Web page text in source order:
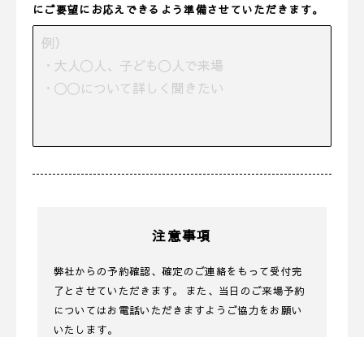
にご要望にお応えできるよう準備させていただきます。
注意事項
弊社からの予約確認、確定のご連絡をもって受付完
了とさせていただきます。 また、当日のご来場予約
についてはお電話いただきますようご協力をお願い
いたします。